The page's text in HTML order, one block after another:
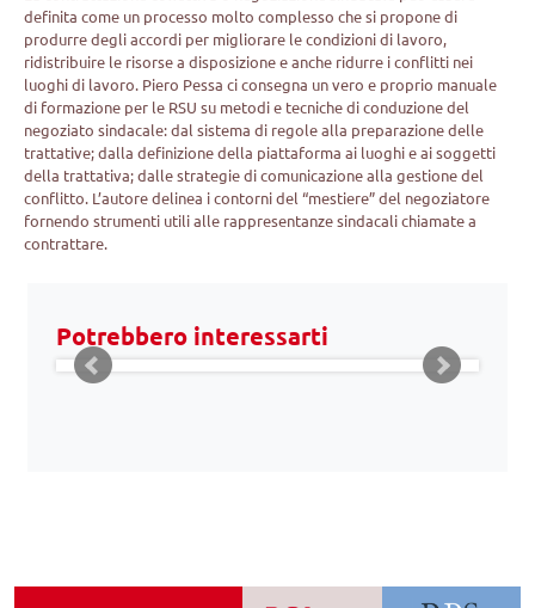
definita come un processo molto complesso che si propone di
produrre degli accordi per migliorare le condizioni di lavoro,
ridistribuire le risorse a disposizione e anche ridurre i conflitti nei
luoghi di lavoro. Piero Pessa ci consegna un vero e proprio manuale
di formazione per le RSU su metodi e tecniche di conduzione del
negoziato sindacale: dal sistema di regole alla preparazione delle
trattative; dalla definizione della piattaforma ai luoghi e ai soggetti
della trattativa; dalle strategie di comunicazione alla gestione del
conflitto. L’autore delinea i contorni del “mestiere” del negoziatore
fornendo strumenti utili alle rappresentanze sindacali chiamate a
contrattare.
Potrebbero interessarti